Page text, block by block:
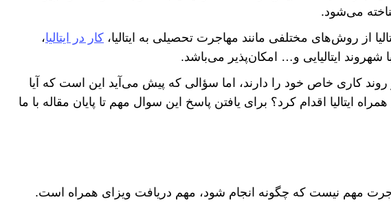
می‌شود.
از روش‌های مختلفی مانند مهاجرت تحصیلی به ایتالیا، کار در ایتالیا،
شهروند ایتالیایی و… امکان‌پذیر می‌باشد.
کاری خاص خود را دارند، اما سؤالی که پیش می‌آید این است که آیا
ایتالیا اقدام کرد؟ برای یافتن پاسخ این سوال مهم تا پایان مقاله با ما
مهم نیست که چگونه انجام شود، مهم دریافت ویزای همراه است.